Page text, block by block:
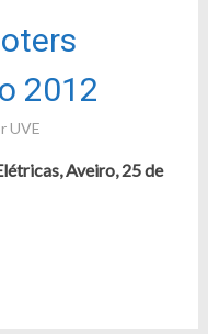
2012
UVE
Aveiro, 25 de